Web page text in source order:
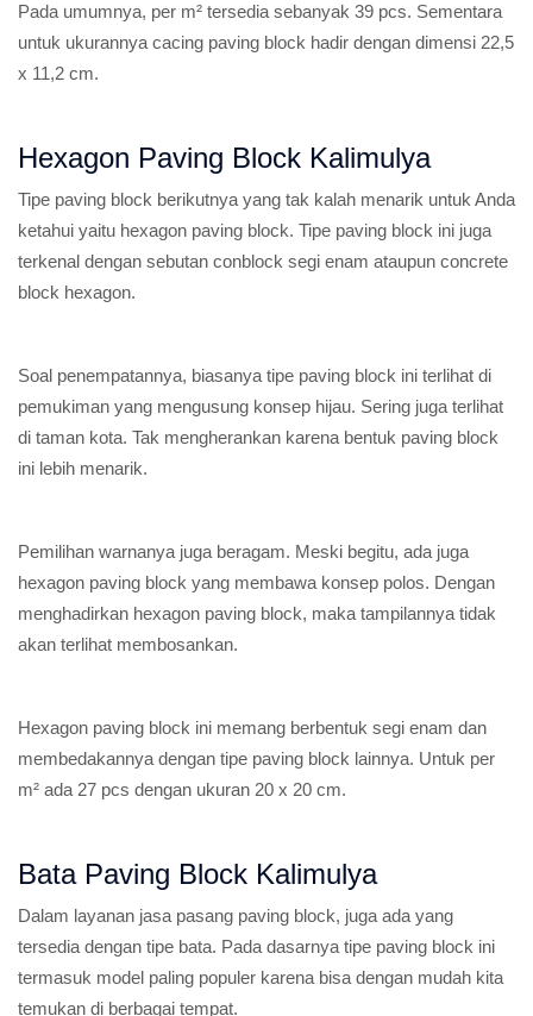
Pada umumnya, per m² tersedia sebanyak 39 pcs. Sementara
untuk ukurannya cacing paving block hadir dengan dimensi 22,5
x 11,2 cm.
Hexagon Paving Block Kalimulya
Tipe paving block berikutnya yang tak kalah menarik untuk Anda
ketahui yaitu hexagon paving block. Tipe paving block ini juga
terkenal dengan sebutan conblock segi enam ataupun concrete
block hexagon.
Soal penempatannya, biasanya tipe paving block ini terlihat di
pemukiman yang mengusung konsep hijau. Sering juga terlihat
di taman kota. Tak mengherankan karena bentuk paving block
ini lebih menarik.
Pemilihan warnanya juga beragam. Meski begitu, ada juga
hexagon paving block yang membawa konsep polos. Dengan
menghadirkan hexagon paving block, maka tampilannya tidak
akan terlihat membosankan.
Hexagon paving block ini memang berbentuk segi enam dan
membedakannya dengan tipe paving block lainnya. Untuk per
m² ada 27 pcs dengan ukuran 20 x 20 cm.
Bata Paving Block Kalimulya
Dalam layanan jasa pasang paving block, juga ada yang
tersedia dengan tipe bata. Pada dasarnya tipe paving block ini
termasuk model paling populer karena bisa dengan mudah kita
temukan di berbagai tempat.